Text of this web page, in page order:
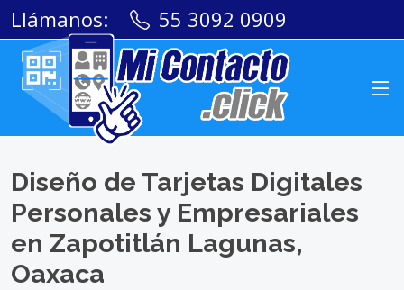
Llámanos: 55 3092 0909
Diseño de Tarjetas Digitales
Personales y Empresariales
en Zapotitlán Lagunas,
Oaxaca